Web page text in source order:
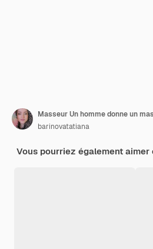
Masseur Un homme donne un
barinovatatiana
Vous pourriez également